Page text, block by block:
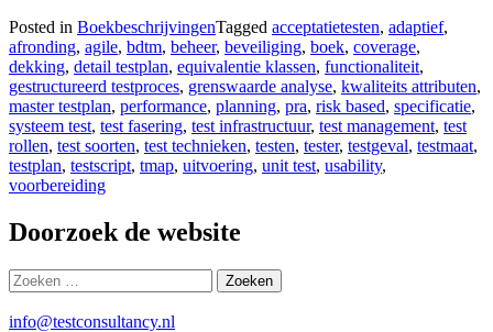
Posted in BoekbeschrijvingenTagged acceptatietesten, adaptief,
afronding, agile, bdtm, beheer, beveiliging, boek, coverage,
dekking, detail testplan, equivalentie klassen, functionaliteit,
gestructureerd testproces, grenswaarde analyse, kwaliteits attributen,
master testplan, performance, planning, pra, risk based, specificatie,
systeem test, test fasering, test infrastructuur, test management, test
rollen, test soorten, test technieken, testen, tester, testgeval, testmaat,
testplan, testscript, tmap, uitvoering, unit test, usability,
voorbereiding
Doorzoek de website
Zoeken
naar:
info@testconsultancy.nl